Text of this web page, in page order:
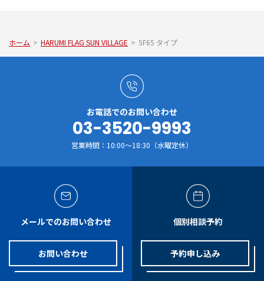
ホーム > HARUMI FLAG SUN VILLAGE > 5F65 タイプ
お電話でのお問い合わせ
03-3520-9993
営業時間：10:00～18:30（水曜定休）
メールでのお問い合わせ
お問い合わせ
個別相談予約
予約申し込み